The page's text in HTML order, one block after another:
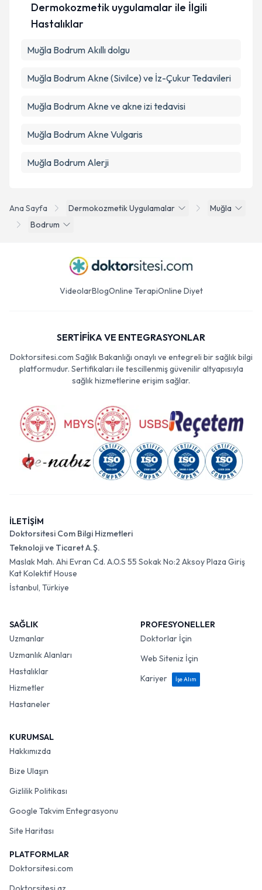
Takvim Talebini Gönder
Ana Sayfa Dermokozmetik Uygulamalar
Muğla
Bodrum
Dermokozmetik uygulamalar ile İlgili
Hastalıklar
Muğla Bodrum Akıllı dolgu
Muğla Bodrum Akne (Sivilce) ve İz-Çukur Tedavileri
Muğla Bodrum Akne ve akne izi tedavisi
Muğla Bodrum Akne Vulgaris
Muğla Bodrum Alerji
VideolarBlogOnline TerapiOnline Diyet
SERTİFİKA VE ENTEGRASYONLAR
Doktorsitesi.com Sağlık Bakanlığı onaylı ve entegreli bir sağlık bilgi
platformudur. Sertifikaları ile tescillenmiş güvenilir altyapısıyla
sağlık hizmetlerine erişim sağlar.
İLETİŞİM
Doktorsitesi Com Bilgi Hizmetleri
Teknoloji ve Ticaret A.Ş.
Maslak Mah. Ahi Evran Cd. A.O.S 55 Sokak No:2 Aksoy Plaza Giriş
Kat Kolektif House
İstanbul, Türkiye
SAĞLIK
Uzmanlar
Uzmanlık Alanları
Hastalıklar
Hizmetler
Hastaneler
PROFESYONELLER
Doktorlar İçin
Web Siteniz İçin
Kariyer
İşe Alım
KURUMSAL
Hakkımızda
Bize Ulaşın
Gizlilik Politikası
Google Takvim Entegrasyonu
Site Haritası
PLATFORMLAR
Doktorsitesi.com